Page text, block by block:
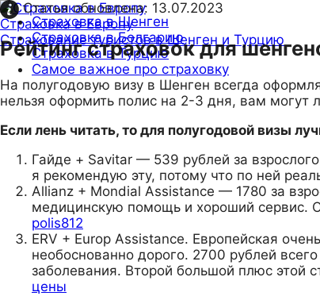
Страховка в Европу
Страхование туристов в Шенген и Турцию
Страховка в Шенген
Страховка в Болгарию
Страховка в Турцию
Самое важное про страховку
Статья обновлена: 13.07.2023
Рейтинг страховок для
На полугодовую визу в Шенген всегда
нельзя оформить полис на 2-3 дня, вам могут
Если лень читать, то для полугодовой визы
Гайде + Savitar — 539 рублей за
я рекомендую эту, потому что по ней
Allianz + Mondial Assistance — 1780 за
медицинскую помощь и хороший сервис.
polis812
ERV + Europ Assistance. Европейская
необоснованно дорого. 2700 рублей
заболевания. Второй большой плюс этой
цены